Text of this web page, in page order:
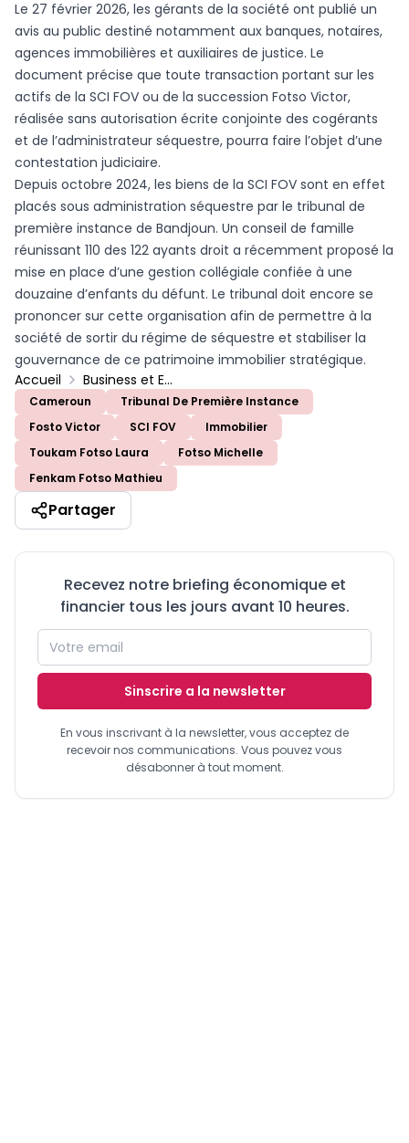
Le 27 février 2026, les gérants de la société ont publié un
avis au public destiné notamment aux banques, notaires,
agences immobilières et auxiliaires de justice. Le
document précise que toute transaction portant sur les
actifs de la SCI FOV ou de la succession Fotso Victor,
réalisée sans autorisation écrite conjointe des cogérants
et de l’administrateur séquestre, pourra faire l’objet d’une
contestation judiciaire.
Depuis octobre 2024, les biens de la SCI FOV sont en effet
placés sous administration séquestre par le tribunal de
première instance de Bandjoun. Un conseil de famille
réunissant 110 des 122 ayants droit a récemment proposé la
mise en place d’une gestion collégiale confiée à une
douzaine d’enfants du défunt. Le tribunal doit encore se
prononcer sur cette organisation afin de permettre à la
société de sortir du régime de séquestre et stabiliser la
gouvernance de ce patrimoine immobilier stratégique.
Accueil
Business et Entreprises
Cameroun
Tribunal De Première Instance
Fosto Victor
SCI FOV
Immobilier
Toukam Fotso Laura
Fotso Michelle
Fenkam Fotso Mathieu
Partager
Recevez notre briefing économique et
financier tous les jours avant 10 heures.
Sinscrire a la newsletter
En vous inscrivant à la newsletter, vous acceptez de
recevoir nos communications. Vous pouvez vous
désabonner à tout moment.